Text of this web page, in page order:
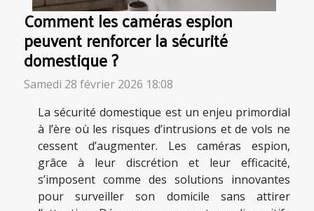
Comment les caméras espion
peuvent renforcer la sécurité
domestique ?
Samedi 28 février 2026 18:08
La sécurité domestique est un enjeu primordial
à l’ère où les risques d’intrusions et de vols ne
cessent d’augmenter. Les caméras espion,
grâce à leur discrétion et leur efficacité,
s’imposent comme des solutions innovantes
pour surveiller son domicile sans attirer